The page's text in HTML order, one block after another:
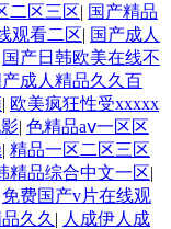
二区三区| 国产精品
观看二区| 国产成人
国产日韩欧美在线不
成人精品久久百
| 欧美疯狂性受xxxxx
| 色精品aⅴ一区区
| 精品一区二区三区
精品综合中文一区|
免费国产v片在线观
久久 | 人成伊人成